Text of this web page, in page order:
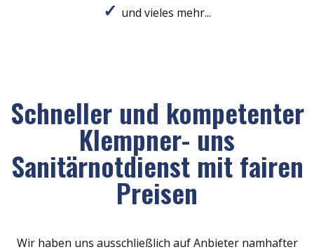
und vieles mehr...
Schneller und kompetenter
Klempner- uns
Sanitärnotdienst mit fairen
Preisen
Wir haben uns ausschließlich auf Anbieter namhafter